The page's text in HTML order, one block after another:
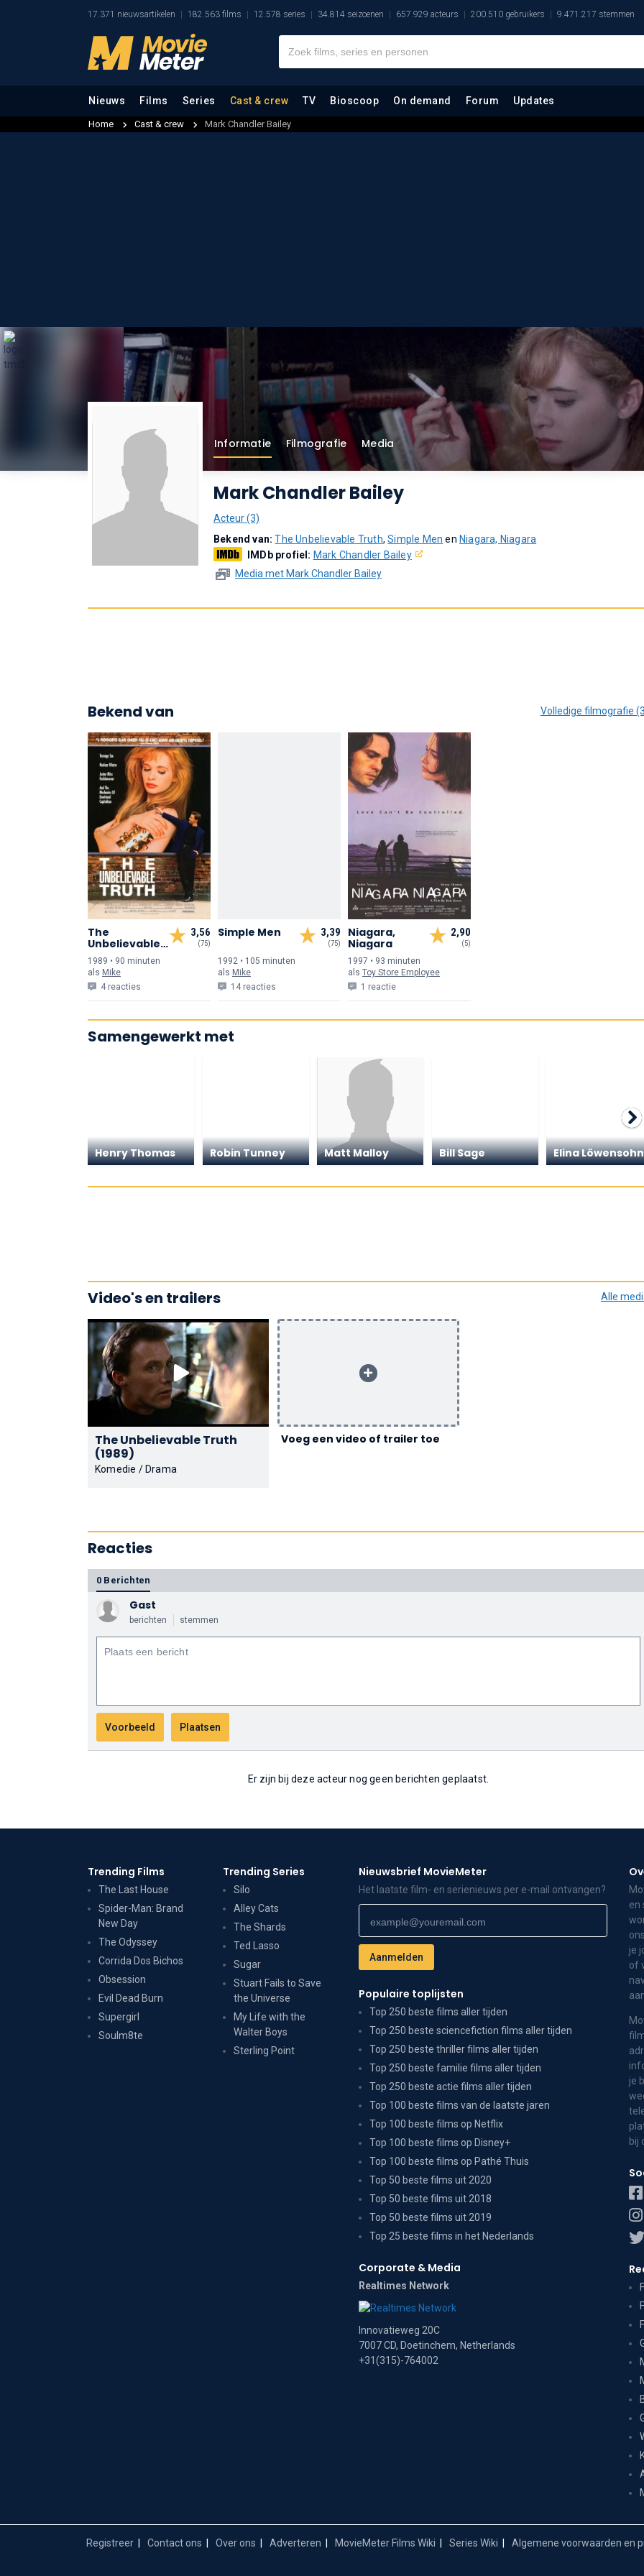
17.371 nieuwsartikelen 182.563 films 12.578 series 34.814 seizoenen 657.929 acteurs 200.510 gebruikers 9.471.217 stemmen
Nieuws Films Series Cast & crew TV Bioscoop On demand Forum Updates
Home Cast & crew Mark Chandler Bailey
Informatie Filmografie Media
Mark Chandler Bailey
Acteur (3)
Bekend van:The Unbelievable Truth,Simple Men en Niagara, Niagara
IMDb profiel: Mark Chandler Bailey
Media met Mark Chandler Bailey
Bekend van Volledige filmografie
3,56
(75)
The
Unbelievable
Truth
1989 • 90 minuten
als Mike
4 reacties
3,39
(75)
Simple Men
1992 • 105 minuten
als Mike
14 reacties
2,90
(5)
Niagara,
Niagara
1997 • 93 minuten
als Toy Store Employee
1 reactie
Samengewerkt met
Henry Thomas Robin Tunney Matt Malloy Bill Sage Elina Löwensohn
Video's en trailers Alle
The Unbelievable Truth
(1989)
Komedie / Drama
Voeg een video of trailer toe
Reacties
0 Berichten
Gast
berichten stemmen
Er zijn bij deze acteur nog geen berichten geplaatst.
Trending Films
The Last House
Spider-Man: Brand
New Day
The Odyssey
Corrida Dos Bichos
Obsession
Evil Dead Burn
Supergirl
Soulm8te
Trending Series
Silo
Alley Cats
The Shards
Ted Lasso
Sugar
Stuart Fails to Save
the Universe
My Life with the
Walter Boys
Sterling Point
Nieuwsbrief MovieMeter
Het laatste film- en serienieuws per e-mail ontvangen?
Populaire toplijsten
Top 250 beste films aller tijden
Top 250 beste sciencefiction films aller tijden
Top 250 beste thriller films aller tijden
Top 250 beste familie films aller tijden
Top 250 beste actie films aller tijden
Top 100 beste films van de laatste jaren
Top 100 beste films op Netflix
Top 100 beste films op Disney+
Top 100 beste films op Pathé Thuis
Top 50 beste films uit 2020
Top 50 beste films uit 2018
Top 50 beste films uit 2019
Top 25 beste films in het Nederlands
Corporate & Media
Realtimes Network
Innovatieweg 20C
7007 CD, Doetinchem, Netherlands
+31(315)-764002
en
je
of
je
bij
Registreer Contact ons Over ons Adverteren MovieMeter Films Wiki Series Wiki Algemene voorwaarden en